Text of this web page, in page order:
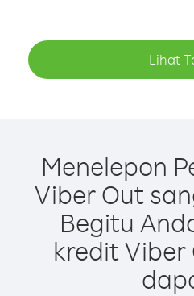
Lihat
Menelepon
Viber Out
Begitu
kredit Viber